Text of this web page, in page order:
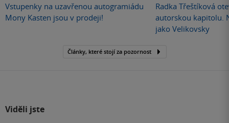
Vstupenky na uzavřenou autogramiádu
Mony Kasten jsou v prodeji!
Radka Třeštíková
autorskou kapitolu.
jako Velikovsky
Články, které stojí za pozornost
Viděli jste